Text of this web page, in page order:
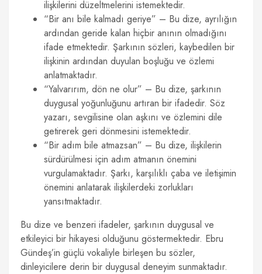
ilişkilerini düzeltmelerini istemektedir.
“Bir anı bile kalmadı geriye” – Bu dize, ayrılığın
ardından geride kalan hiçbir anının olmadığını
ifade etmektedir. Şarkının sözleri, kaybedilen bir
ilişkinin ardından duyulan boşluğu ve özlemi
anlatmaktadır.
“Yalvarırım, dön ne olur” – Bu dize, şarkının
duygusal yoğunluğunu artıran bir ifadedir. Söz
yazarı, sevgilisine olan aşkını ve özlemini dile
getirerek geri dönmesini istemektedir.
“Bir adım bile atmazsan” – Bu dize, ilişkilerin
sürdürülmesi için adım atmanın önemini
vurgulamaktadır. Şarkı, karşılıklı çaba ve iletişimin
önemini anlatarak ilişkilerdeki zorlukları
yansıtmaktadır.
Bu dize ve benzeri ifadeler, şarkının duygusal ve
etkileyici bir hikayesi olduğunu göstermektedir. Ebru
Gündeş’in güçlü vokaliyle birleşen bu sözler,
dinleyicilere derin bir duygusal deneyim sunmaktadır.